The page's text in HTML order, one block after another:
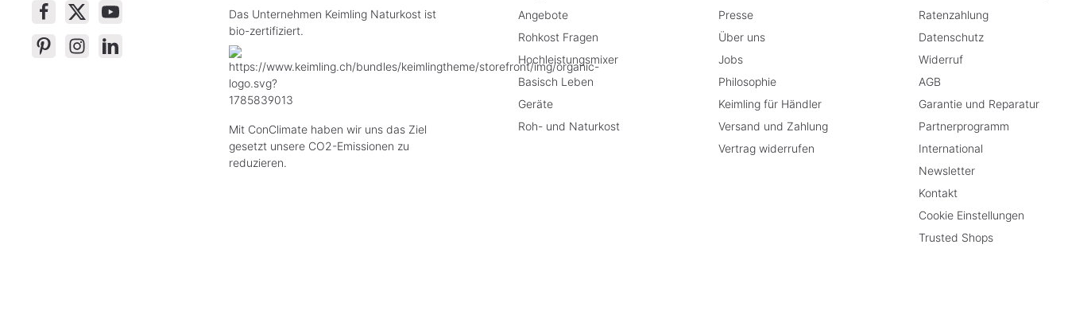
Das Unternehmen Keimling Naturkost ist
bio-zertifiziert.
Mit ConClimate haben wir uns das Ziel
gesetzt unsere CO2-Emissionen zu
reduzieren.
Angebote
Rohkost Fragen
Hochleistungsmixer
Basisch Leben
Geräte
Roh- und Naturkost
Presse
Über uns
Jobs
Philosophie
Keimling für Händler
Versand und Zahlung
Vertrag widerrufen
Ratenzahlung
Datenschutz
Widerruf
AGB
Garantie und Reparatur
Partnerprogramm
International
Newsletter
Kontakt
Cookie Einstellungen
Trusted Shops